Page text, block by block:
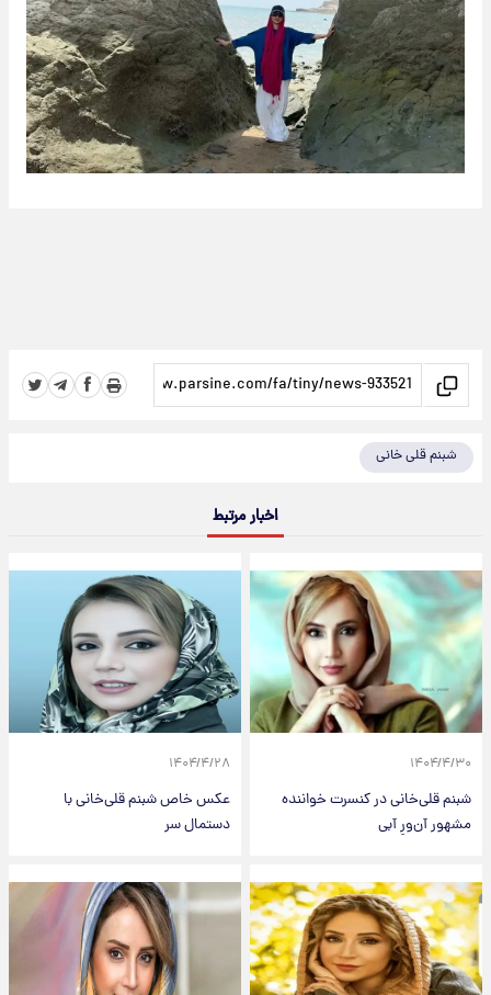
شبنم قلی خانی
اخبار مرتبط
۱۴۰۴/۴/۳۰
شبنم قلی‌خانی در کنسرت خواننده
مشهور آن‌ورِ آبی
۱۴۰۴/۴/۲۸
عکس خاص شبنم قلی‌خانی با
دستمال سر